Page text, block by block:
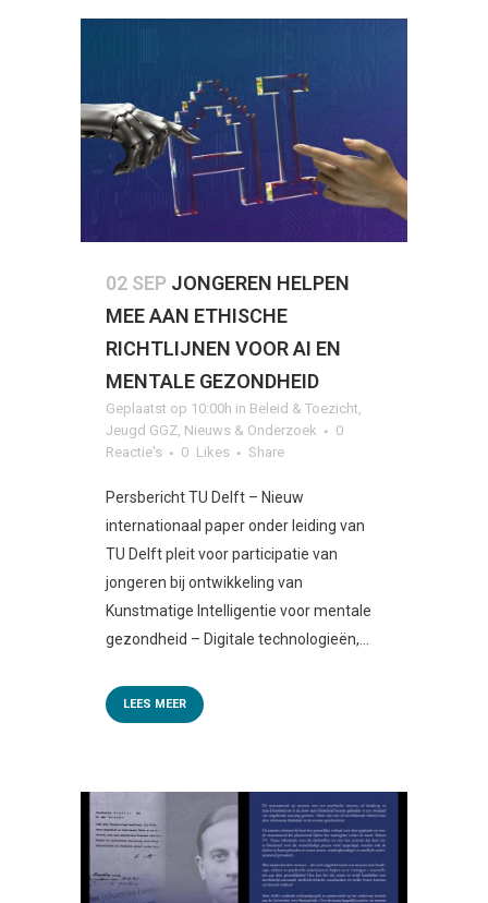
02 SEP JONGEREN HELPEN
MEE AAN ETHISCHE
RICHTLIJNEN VOOR AI EN
MENTALE GEZONDHEID
Geplaatst op 10:00h in Beleid & Toezicht
Jeugd GGZ Nieuws & Onderzoek
0
Reactie's
0 Likes Share
Persbericht TU Delft – Nieuw
internationaal paper onder leiding van
TU Delft pleit voor participatie van
jongeren bij ontwikkeling van
Kunstmatige Intelligentie voor mentale
gezondheid – Digitale technologieën,...
LEES MEER